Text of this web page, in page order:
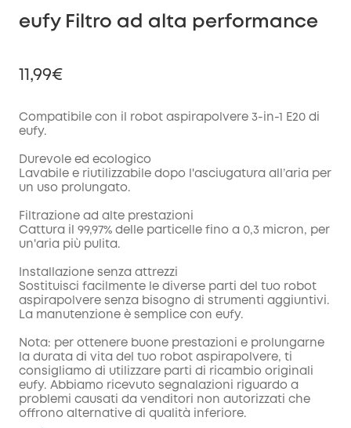
eufy Filtro ad alta performance
11,99€
di sconto
Codice:
Compatibile con il robot aspirapolvere 3-in-1 E20 di
eufy.
Durevole ed ecologico
Lavabile e riutilizzabile dopo l'asciugatura all’aria per
un uso prolungato.
Filtrazione ad alte prestazioni
Cattura il 99,97% delle particelle fino a 0,3 micron, per
un'aria più pulita.
Installazione senza attrezzi
Sostituisci facilmente le diverse parti del tuo robot
aspirapolvere senza bisogno di strumenti aggiuntivi.
La manutenzione è semplice con eufy.
Nota: per ottenere buone prestazioni e prolungarne
la durata di vita del tuo robot aspirapolvere, ti
consigliamo di utilizzare parti di ricambio originali
eufy. Abbiamo ricevuto segnalazioni riguardo a
problemi causati da venditori non autorizzati che
offrono alternative di qualità inferiore.